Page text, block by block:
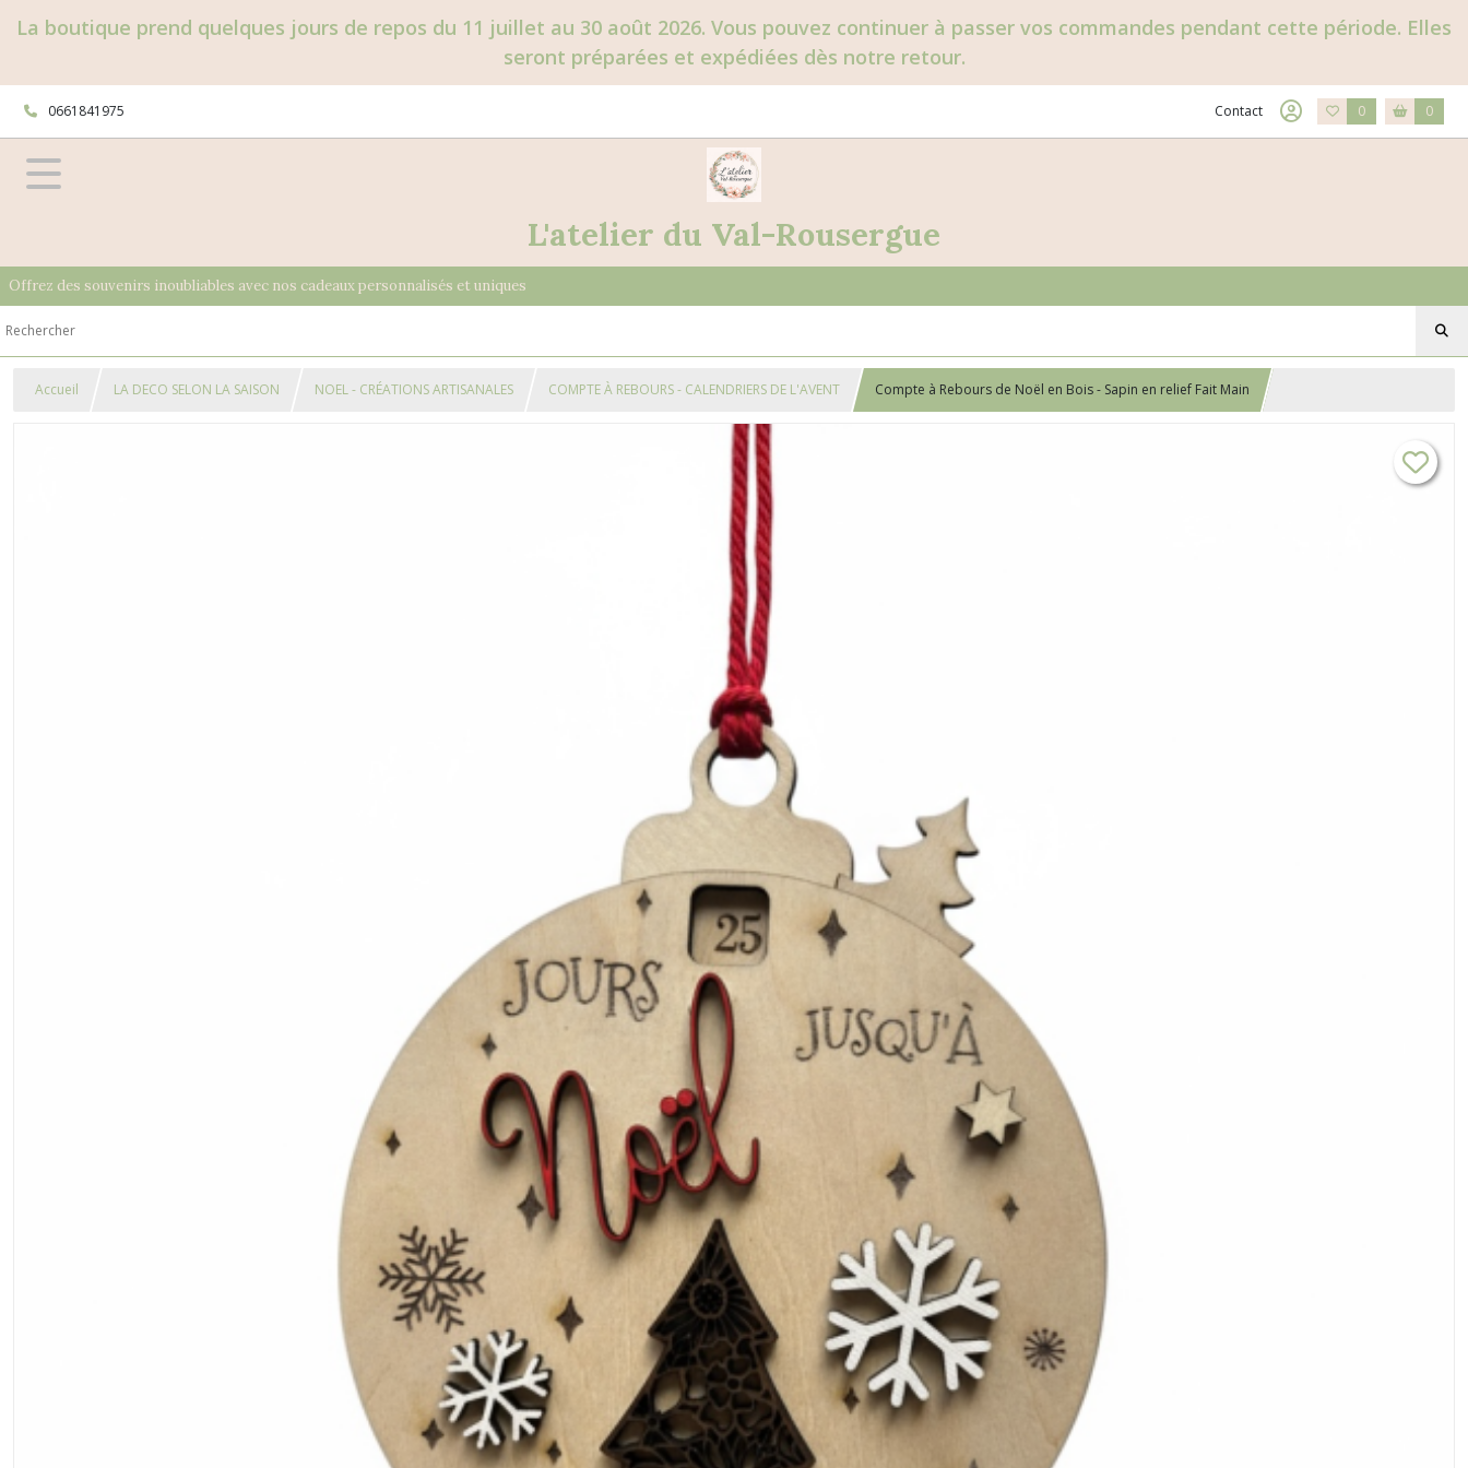
La boutique prend quelques jours de repos du 11 juillet au 30 août 2026. Vous pouvez continuer à passer vos commandes pendant cette période. Elles
seront préparées et expédiées dès notre retour.
0661841975 Contact 0 0
L'atelier du Val-Rousergue
Offrez des souvenirs inoubliables avec nos cadeaux personnalisés et uniques
Accueil LA DECO SELON LA SAISON NOEL - CRÉATIONS ARTISANALES COMPTE À REBOURS - CALENDRIERS DE L'AVENT Compte à Rebours de Noël en Bois - Sapin en relief Fait Main